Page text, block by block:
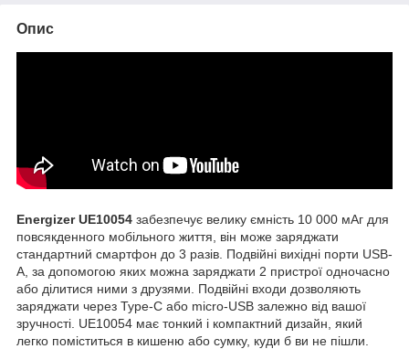
Опис
Energizer UE10054 забезпечує велику ємність 10 000 мАг для
повсякденного мобільного життя, він може заряджати
стандартний смартфон до 3 разів. Подвійні вихідні порти USB-
A, за допомогою яких можна заряджати 2 пристрої одночасно
або ділитися ними з друзями. Подвійні входи дозволяють
заряджати через Type-C або micro-USB залежно від вашої
зручності. UE10054 має тонкий і компактний дизайн, який
легко поміститься в кишеню або сумку, куди б ви не пішли.